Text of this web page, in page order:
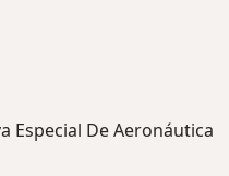
Especial De Aeronáutica